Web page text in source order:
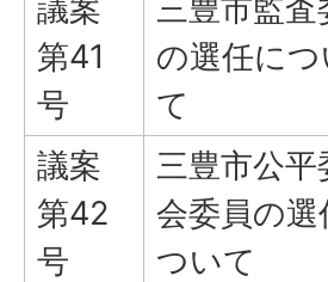
議案
第41
号
三豊市監査
の選任につ
て
議案
第42
号
三豊市公平
会委員の選
ついて